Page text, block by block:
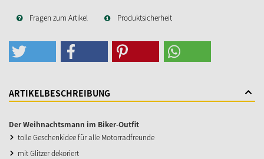
Fragen zum Artikel Produktsicherheit
ARTIKELBESCHREIBUNG
Der Weihnachtsmann im Biker-Outfit
tolle Geschenkidee für alle Motorradfreunde
mit Glitzer dekoriert